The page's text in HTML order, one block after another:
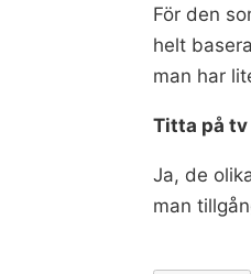
För den
helt
man har
Titta på tv
Ja, de
man